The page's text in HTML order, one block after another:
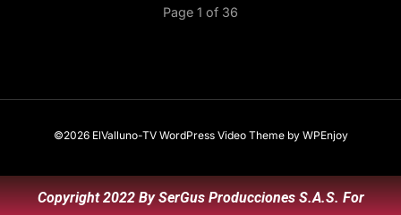
Page 1 of 36
©2026 ElValluno-TV WordPress Video Themeby WPEnjoy
Copyright 2022 By SerGus Producciones S.A.S. For